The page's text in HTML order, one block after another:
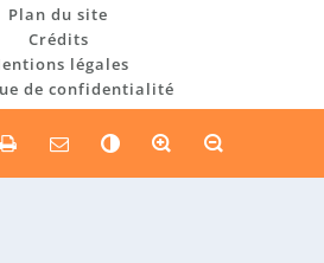
Plan du site
Crédits
légales
de confidentialité
n